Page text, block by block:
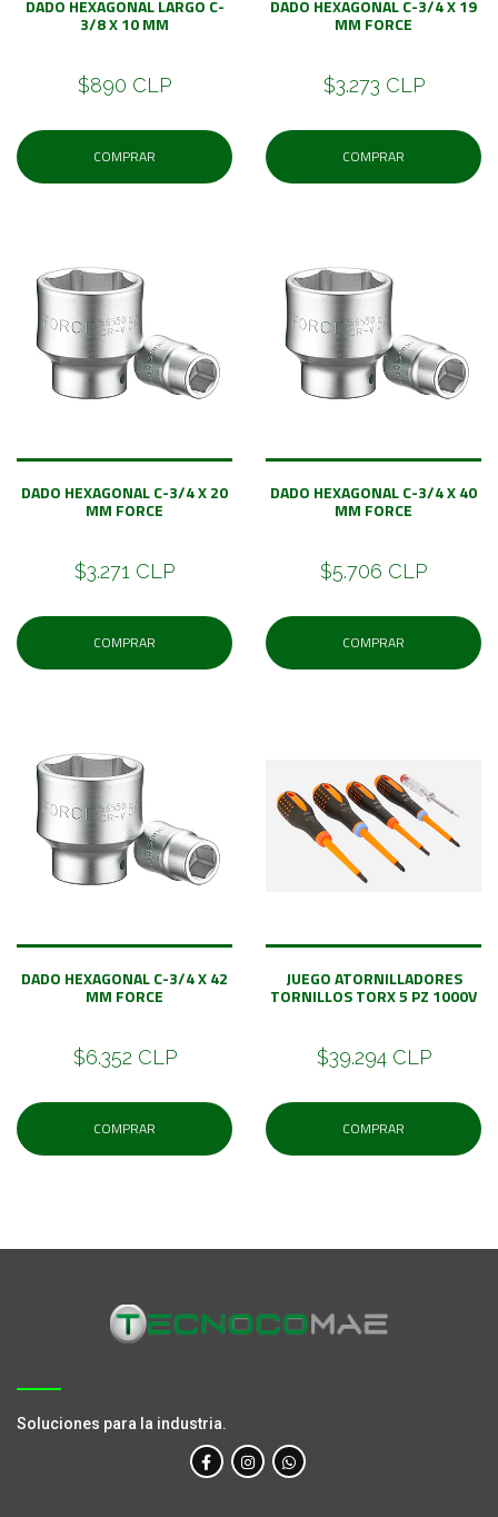
DADO HEXAGONAL LARGO C-
3/8 X 10 MM
$890 CLP
COMPRAR
DADO HEXAGONAL C-3/4 X 19
MM FORCE
$3.273 CLP
COMPRAR
DADO HEXAGONAL C-3/4 X 20
MM FORCE
$3.271 CLP
COMPRAR
DADO HEXAGONAL C-3/4 X 40
MM FORCE
$5.706 CLP
COMPRAR
DADO HEXAGONAL C-3/4 X 42
MM FORCE
$6.352 CLP
COMPRAR
JUEGO ATORNILLADORES
TORNILLOS TORX 5 PZ 1000V
$39.294 CLP
COMPRAR
Soluciones para la industria.